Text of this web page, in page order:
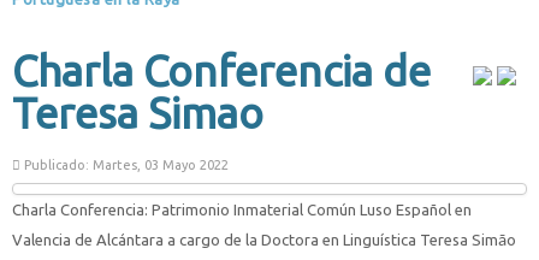
Charla Conferencia de
Teresa Simao
Publicado: Martes, 03 Mayo 2022
Charla Conferencia: Patrimonio Inmaterial Común Luso Español en
Valencia de Alcántara a cargo de la Doctora en Linguística Teresa Simão